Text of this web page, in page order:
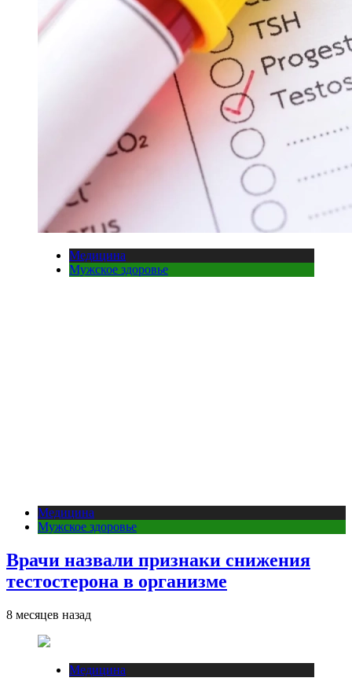
Медицина
Мужское здоровье
Медицина
Мужское здоровье
Врачи назвали признаки снижения
тестостерона в организме
8 месяцев назад
Медицина